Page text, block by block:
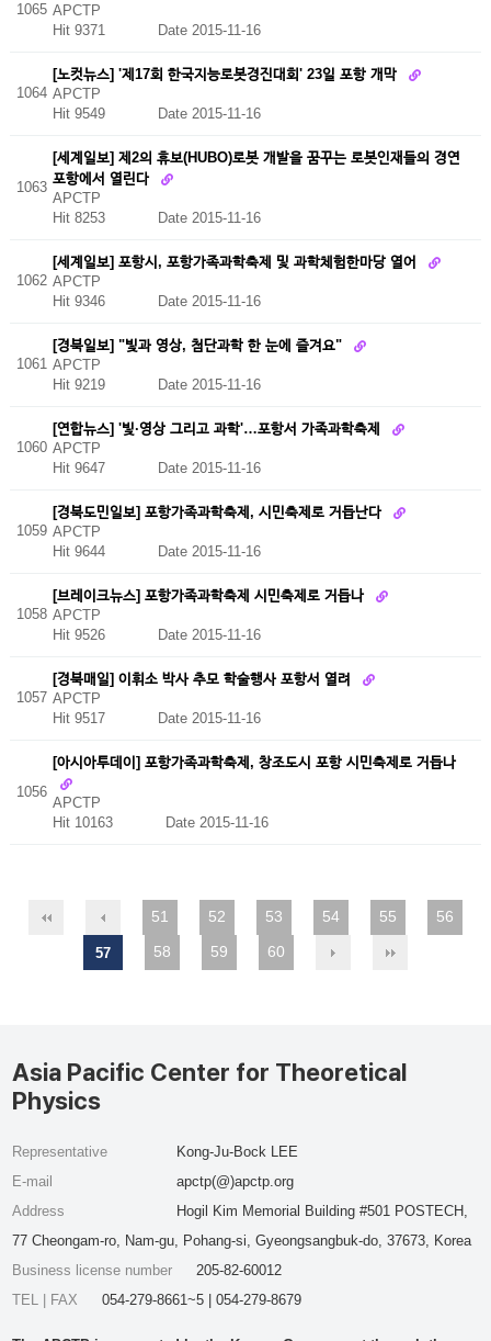
1065 APCTP
Hit 9371
Date 2015-11-16
1064
[노컷뉴스] '제17회 한국지능로봇경진대회' 23일 포항 개막
APCTP
Hit 9549
Date 2015-11-16
1063
[세계일보] 제2의 휴보(HUBO)로봇 개발을 꿈꾸는 로봇인재들의 경연
포항에서 열린다
APCTP
Hit 8253 Date 2015-11-16
1062
[세계일보] 포항시, 포항가족과학축제 및 과학체험한마당 열어
APCTP
Hit 9346
Date 2015-11-16
1061
[경북일보] "빛과 영상, 첨단과학 한 눈에 즐겨요"
APCTP
Hit 9219
Date 2015-11-16
1060
[연합뉴스] '빛·영상 그리고 과학'…포항서 가족과학축제
APCTP
Hit 9647
Date 2015-11-16
1059
[경북도민일보] 포항가족과학축제, 시민축제로 거듭난다
APCTP
Hit 9644
Date 2015-11-16
1058
[브레이크뉴스] 포항가족과학축제 시민축제로 거듭나
APCTP
Hit 9526
Date 2015-11-16
1057
[경북매일] 이휘소 박사 추모 학술행사 포항서 열려
APCTP
Hit 9517
Date 2015-11-16
1056
[아시아투데이] 포항가족과학축제, 창조도시 포항 시민축제로 거듭나
APCTP
Hit 10163 Date 2015-11-16
51 52 53 54 55 56
57 58 59 60
Asia Pacific Center for Theoretical
Physics
Representative
Kong-Ju-Bock LEE
E-mail
apctp(@)apctp.org
Address
Hogil Kim Memorial Building #501 POSTECH,
77 Cheongam-ro, Nam-gu, Pohang-si, Gyeongsangbuk-do, 37673, Korea
Business license number
205-82-60012
TEL | FAX
054-279-8661~5 | 054-279-8679